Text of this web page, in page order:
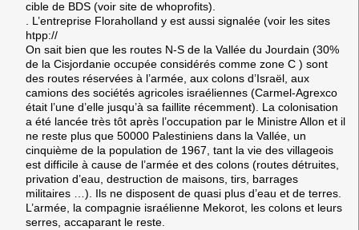
cible de BDS (voir site de whoprofits).
. L’entreprise Floraholland y est aussi signalée (voir les sites
htpp://
On sait bien que les routes N-S de la Vallée du Jourdain (30%
de la Cisjordanie occupée considérés comme zone C ) sont
des routes réservées à l’armée, aux colons d’Israël, aux
camions des sociétés agricoles israéliennes (Carmel-Agrexco
était l’une d’elle jusqu’à sa faillite récemment). La colonisation
a été lancée très tôt après l’occupation par le Ministre Allon et il
ne reste plus que 50000 Palestiniens dans la Vallée, un
cinquième de la population de 1967, tant la vie des villageois
est difficile à cause de l’armée et des colons (routes détruites,
privation d’eau, destruction de maisons, tirs, barrages
militaires …). Ils ne disposent de quasi plus d’eau et de terres.
L’armée, la compagnie israélienne Mekorot, les colons et leurs
serres, accaparant le reste.